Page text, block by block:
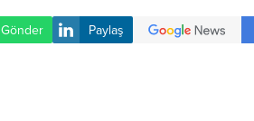
Gönder Paylaş